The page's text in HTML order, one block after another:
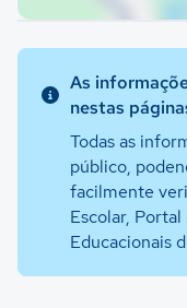
As
nestas
Todas as
público,
facilmente
Escolar,
Educacionais